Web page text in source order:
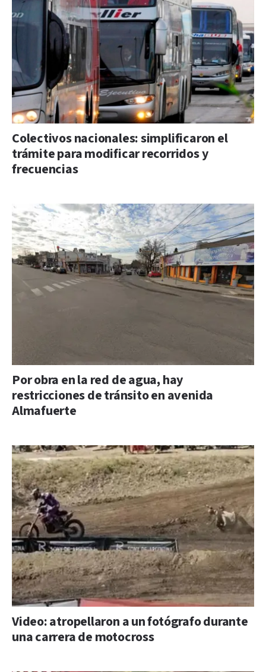
Colectivos nacionales: simplificaron el
trámite para modificar recorridos y
frecuencias
Por obra en la red de agua, hay
restricciones de tránsito en avenida
Almafuerte
Video: atropellaron a un fotógrafo durante
una carrera de motocross